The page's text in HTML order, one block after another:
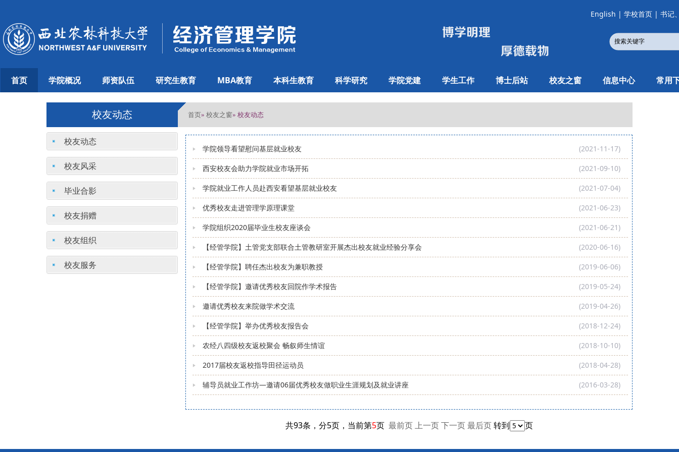
English | 学校首页 | 书记
首页 学院概况 师资队伍 研究生教育 MBA教育 本科生教育 科学研究 学院党建 学生工作 博士后站 校友之窗 信息中心 常用
校友动态 首页» 校友之窗» 校友动态
校友动态
校友风采
毕业合影
校友捐赠
校友组织
校友服务
(2021-11-17)
学院领导看望慰问基层就业校友
(2021-09-10)
西安校友会助力学院就业市场开拓
(2021-07-04)
学院就业工作人员赴西安看望基层就业校友
(2021-06-23)
优秀校友走进管理学原理课堂
(2021-06-21)
学院组织2020届毕业生校友座谈会
(2020-06-16)
【经管学院】土管党支部联合土管教研室开展杰出校友就业经验分享会
(2019-06-06)
【经管学院】聘任杰出校友为兼职教授
(2019-05-24)
【经管学院】邀请优秀校友回院作学术报告
(2019-04-26)
邀请优秀校友来院做学术交流
(2018-12-24)
【经管学院】举办优秀校友报告会
(2018-10-10)
农经八四级校友返校聚会 畅叙师生情谊
(2018-04-28)
2017届校友返校指导田径运动员
(2016-03-28)
辅导员就业工作坊—邀请06届优秀校友做职业生涯规划及就业讲座
共93条，分5页，当前第5页 最前页 上一页 下一页 最后页转到 页